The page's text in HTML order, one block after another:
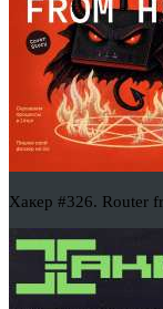
Хакер #326. Router